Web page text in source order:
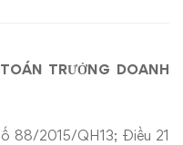
TRƯỞNG DOANH
88/2015/QH13; Điều 21